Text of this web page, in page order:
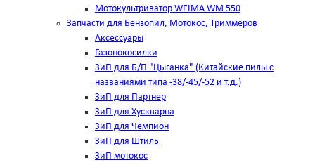
Мотокультриватор WEIMA WM 550
Запчасти для Бензопил, Мотокос, Триммеров
Аксессуары
Газонокосилки
ЗиП для Б/П "Цыганка" (Китайские пилы с
названиями типа -38/-45/-52 и т.д.)
ЗиП для Партнер
ЗиП для Хускварна
ЗиП для Чемпион
ЗиП для Штиль
ЗиП мотокос